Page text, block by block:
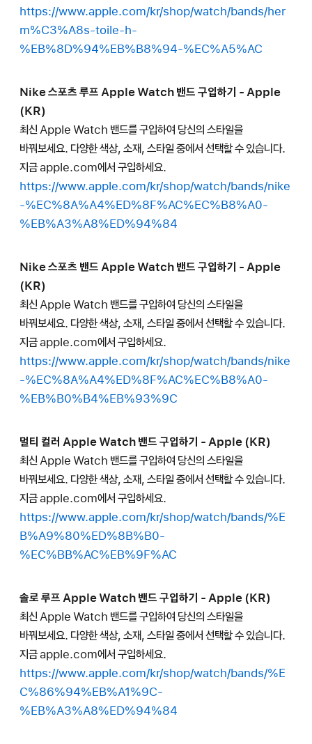
https://www.apple.com/kr/shop/watch/bands/her
m%C3%A8s-toile-h-
%EB%8D%94%EB%B8%94-%EC%A5%AC
Nike 스포츠 루프 Apple Watch 밴드 구입하기 - Apple
(KR)
최신 Apple Watch 밴드를 구입하여 당신의 스타일을
바꿔보세요. 다양한 색상, 소재, 스타일 중에서 선택할 수 있습니다.
지금 apple.com에서 구입하세요.
https://www.apple.com/kr/shop/watch/bands/nike
-%EC%8A%A4%ED%8F%AC%EC%B8%A0-
%EB%A3%A8%ED%94%84
Nike 스포츠 밴드 Apple Watch 밴드 구입하기 - Apple
(KR)
최신 Apple Watch 밴드를 구입하여 당신의 스타일을
바꿔보세요. 다양한 색상, 소재, 스타일 중에서 선택할 수 있습니다.
지금 apple.com에서 구입하세요.
https://www.apple.com/kr/shop/watch/bands/nike
-%EC%8A%A4%ED%8F%AC%EC%B8%A0-
%EB%B0%B4%EB%93%9C
멀티 컬러 Apple Watch 밴드 구입하기 - Apple (KR)
최신 Apple Watch 밴드를 구입하여 당신의 스타일을
바꿔보세요. 다양한 색상, 소재, 스타일 중에서 선택할 수 있습니다.
지금 apple.com에서 구입하세요.
https://www.apple.com/kr/shop/watch/bands/%E
B%A9%80%ED%8B%B0-
%EC%BB%AC%EB%9F%AC
솔로 루프 Apple Watch 밴드 구입하기 - Apple (KR)
최신 Apple Watch 밴드를 구입하여 당신의 스타일을
바꿔보세요. 다양한 색상, 소재, 스타일 중에서 선택할 수 있습니다.
지금 apple.com에서 구입하세요.
https://www.apple.com/kr/shop/watch/bands/%E
C%86%94%EB%A1%9C-
%EB%A3%A8%ED%94%84